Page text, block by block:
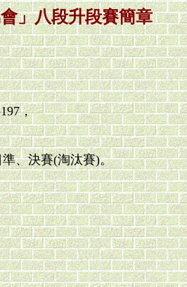
」八段升段賽簡章
，
、決賽(淘汰賽)。